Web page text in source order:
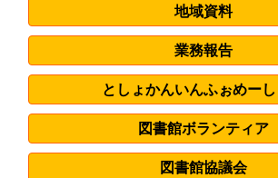
地域資料
業務報告
としょかんいんふぉめー
図書館ボランティア
図書館協議会